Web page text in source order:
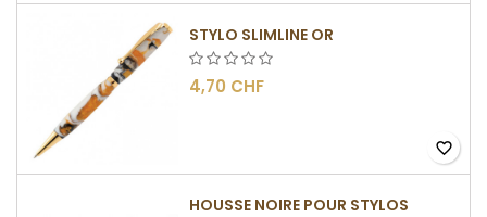
STYLO SLIMLINE OR
4,70 CHF
favorite_border
HOUSSE NOIRE POUR STYLOS